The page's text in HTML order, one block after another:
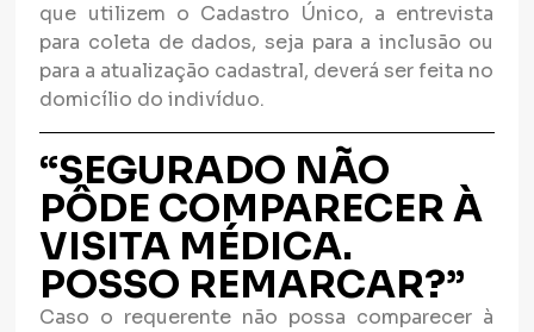
que utilizem o Cadastro Único, a entrevista
para coleta de dados, seja para a inclusão ou
para a atualização cadastral, deverá ser feita no
domicílio do indivíduo.
“SEGURADO NÃO
PÔDE COMPARECER À
VISITA MÉDICA.
POSSO REMARCAR?”
Caso o requerente não possa comparecer à